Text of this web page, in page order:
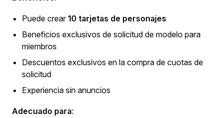
Puede crear 10 tarjetas de personajes
Beneficios exclusivos de solicitud de modelo para
miembros
Descuentos exclusivos en la compra de cuotas de
solicitud
Experiencia sin anuncios
Adecuado para: